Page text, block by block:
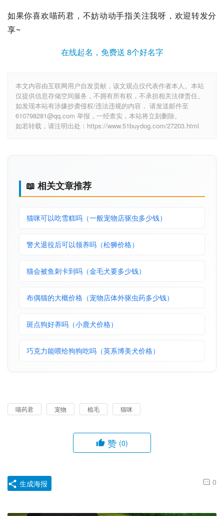
如果你喜欢喵药君，不妨动动手指关注我呀，欢迎转发分
享~
在线起名，免费送 8个好名字
本文内容由互联网用户自发贡献，该文观点仅代表作者本人。本站
仅提供信息存储空间服务，不拥有所有权，不承担相关法律责任。
如发现本站有涉嫌抄袭侵权/违法违规的内容， 请发送邮件至
610798281@qq.com 举报，一经查实，本站将立刻删除。
如若转载，请注明出处：https://www.51buydog.com/27203.html
📖 相关文章推荐
猫咪可以吃雪糕吗（一般宠物店驱虫多少钱）
警犬退役后可以领养吗（松狮价格）
猫会被鱼刺卡到吗（金毛犬要多少钱）
布偶猫的大概价格（宠物店体外驱虫药多少钱）
斑点狗好养吗（小鹿犬价格）
巧克力能喂给狗狗吃吗（英系博美犬价格）
喵药君 宠物 梳毛 猫咪
赞 (0)
0
生成海报